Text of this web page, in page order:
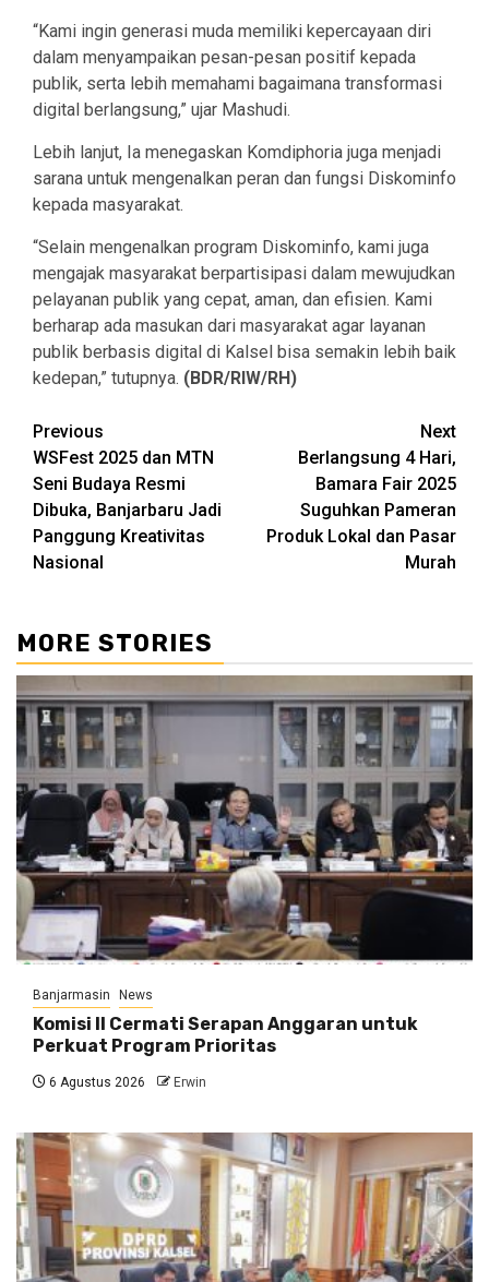
“Kami ingin generasi muda memiliki kepercayaan diri
dalam menyampaikan pesan-pesan positif kepada
publik, serta lebih memahami bagaimana transformasi
digital berlangsung,” ujar Mashudi.
Lebih lanjut, Ia menegaskan Komdiphoria juga menjadi
sarana untuk mengenalkan peran dan fungsi Diskominfo
kepada masyarakat.
“Selain mengenalkan program Diskominfo, kami juga
mengajak masyarakat berpartisipasi dalam mewujudkan
pelayanan publik yang cepat, aman, dan efisien. Kami
berharap ada masukan dari masyarakat agar layanan
publik berbasis digital di Kalsel bisa semakin lebih baik
kedepan,” tutupnya. (BDR/RIW/RH)
Continue
Reading
Previous
WSFest 2025 dan MTN
Seni Budaya Resmi
Dibuka, Banjarbaru Jadi
Panggung Kreativitas
Nasional
Next
Berlangsung 4 Hari,
Bamara Fair 2025
Suguhkan Pameran
Produk Lokal dan Pasar
Murah
MORE STORIES
Banjarmasin News
Komisi II Cermati Serapan Anggaran untuk
Perkuat Program Prioritas
6 Agustus 2026 Erwin